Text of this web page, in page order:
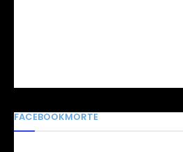
FACEBOOKMORTE